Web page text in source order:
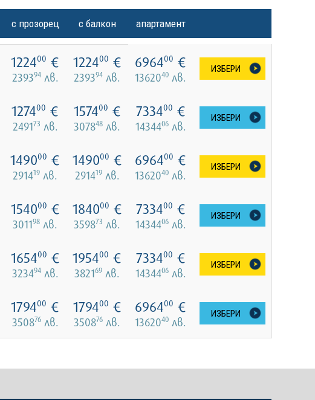
с прозорец с балкон апартамент
122400 €
239394лв.
122400 €
239394 лв.
696400 €
1362040 лв.
ИЗБЕРИ
127400 €
249173 лв.
157400 €
307848 лв.
733400 €
1434406лв.
ИЗБЕРИ
149000 €
291419 лв.
149000 €
291419лв.
696400 €
1362040 лв.
ИЗБЕРИ
154000 €
301198 лв.
184000 €
359873 лв.
733400 €
1434406лв.
ИЗБЕРИ
165400 €
323494лв.
195400 €
382169 лв.
733400 €
1434406лв.
ИЗБЕРИ
179400 €
350876лв.
179400 €
350876 лв.
696400 €
1362040 лв.
ИЗБЕРИ